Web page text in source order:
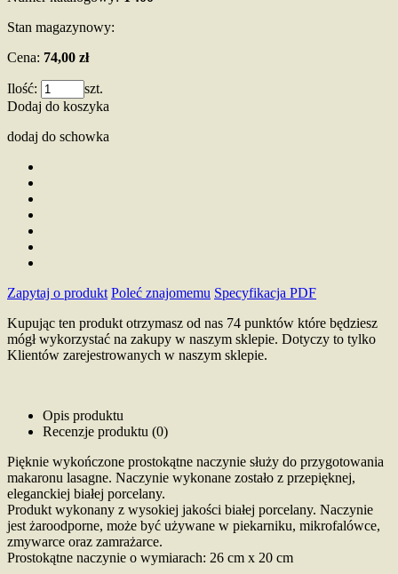
Stan magazynowy:
Cena: 74,00 zł
Ilość:
szt.
Dodaj do koszyka
dodaj do schowka
Zapytaj o produkt Poleć znajomemu Specyfikacja PDF
Kupując ten produkt otrzymasz od nas 74 punktów które będziesz
mógł wykorzystać na zakupy w naszym sklepie. Dotyczy to tylko
Klientów zarejestrowanych w naszym sklepie.
Opis produktu
Recenzje produktu (0)
Pięknie wykończone prostokątne naczynie służy do przygotowania
makaronu lasagne. Naczynie wykonane zostało z przepięknej,
eleganckiej białej porcelany.
Produkt wykonany z wysokiej jakości białej porcelany. Naczynie
jest żaroodporne, może być używane w piekarniku, mikrofalówce,
zmywarce oraz zamrażarce.
Prostokątne naczynie o wymiarach: 26 cm x 20 cm